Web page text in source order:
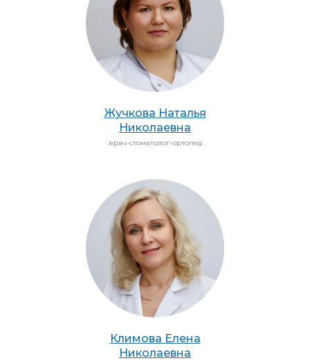
Жучкова Наталья
Николаевна
врач-стоматолог-ортопед
Климова Елена
Николаевна